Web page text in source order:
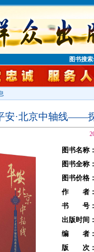
图书搜
安·北京中轴线——
图书名称
图书全称
图书价格
作 者
书 号
出版时间
编 者
版 次